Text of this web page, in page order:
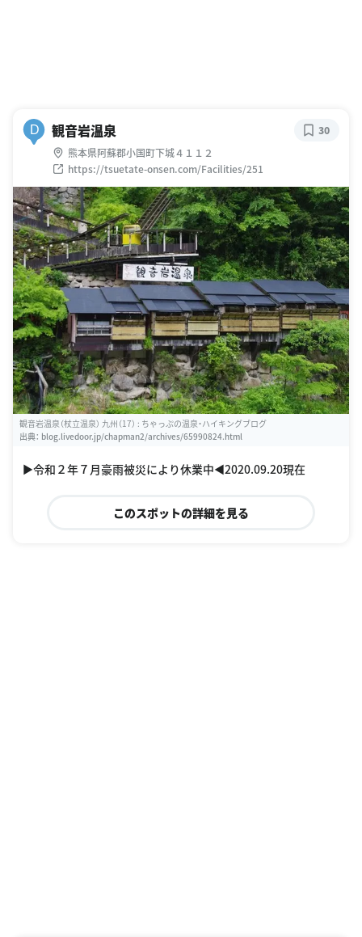
D 観音岩温泉
熊本県阿蘇郡小国町下城４１１２
https://tsuetate-onsen.com/Facilities/251
30
観音岩温泉（杖立温泉） 九州（17） : ちゃっぷの温泉・ハイキングブログ
出典： blog.livedoor.jp/chapman2/archives/65990824.html
▶令和２年７月豪雨被災により休業中◀2020.09.20現在
このスポットの詳細を見る